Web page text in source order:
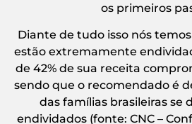
os primeiros
Diante de tudo isso nós
estão extremamente
de 42% de sua receita
sendo que o recomendado é
das famílias brasileiras se
endividados (fonte: CNC –